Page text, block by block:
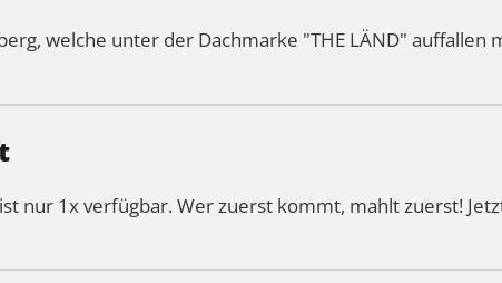
welche unter der Dachmarke "THE LÄND" auffallen
nur 1x verfügbar. Wer zuerst kommt, mahlt zuerst!